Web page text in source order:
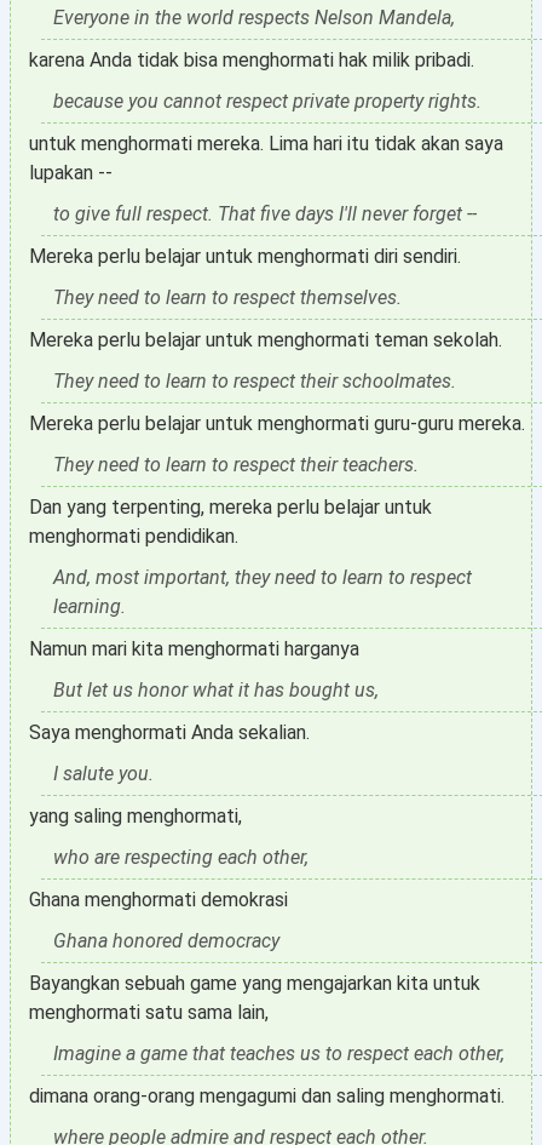
Everyone in the world respects Nelson Mandela,
karena Anda tidak bisa menghormati hak milik pribadi.
because you cannot respect private property rights.
untuk menghormati mereka. Lima hari itu tidak akan saya
lupakan --
to give full respect. That five days I'll never forget --
Mereka perlu belajar untuk menghormati diri sendiri.
They need to learn to respect themselves.
Mereka perlu belajar untuk menghormati teman sekolah.
They need to learn to respect their schoolmates.
Mereka perlu belajar untuk menghormati guru-guru mereka.
They need to learn to respect their teachers.
Dan yang terpenting, mereka perlu belajar untuk
menghormati pendidikan.
And, most important, they need to learn to respect
learning.
Namun mari kita menghormati harganya
But let us honor what it has bought us,
Saya menghormati Anda sekalian.
I salute you.
yang saling menghormati,
who are respecting each other,
Ghana menghormati demokrasi
Ghana honored democracy
Bayangkan sebuah game yang mengajarkan kita untuk
menghormati satu sama lain,
Imagine a game that teaches us to respect each other,
dimana orang-orang mengagumi dan saling menghormati.
where people admire and respect each other.